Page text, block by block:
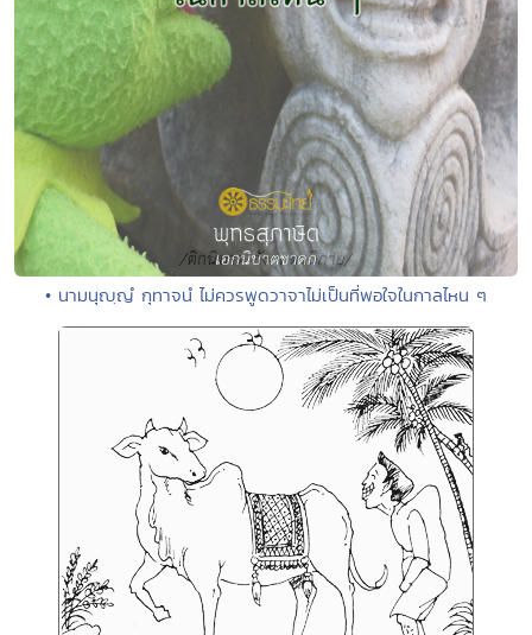
• นามนุญฺญํ กุทาจนํ ไม่ควรพูดวาจาไม่เป็นที่พอใจในกาลไหน ๆ